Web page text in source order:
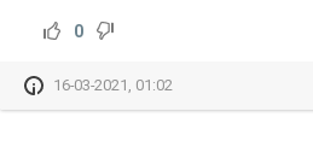
0
16-03-2021, 01:02